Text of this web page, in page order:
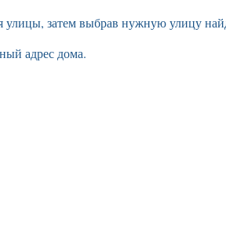
затем выбрав нужную улицу
адрес дома.